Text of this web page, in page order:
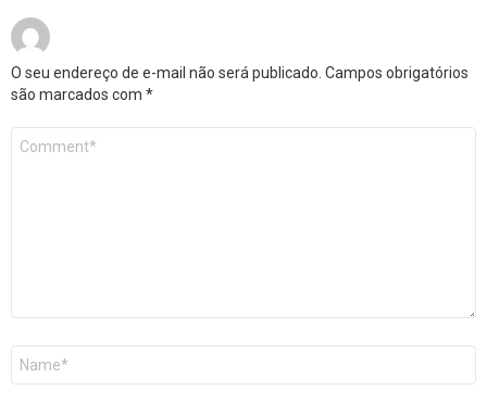
O seu endereço de e-mail não será publicado. Campos obrigatórios
são marcados com *
Comentário
Nome